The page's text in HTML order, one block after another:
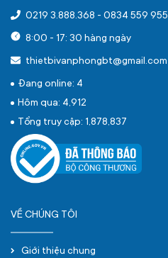
0219 3.888.368 - 0834 559 955
8:00 - 17: 30 hàng ngày
thietbivanphongbt@gmail.com
Đang online: 4
Hôm qua: 4,912
Tổng truy cập: 1,878,837
VỀ CHÚNG TÔI
Giới thiệu chung